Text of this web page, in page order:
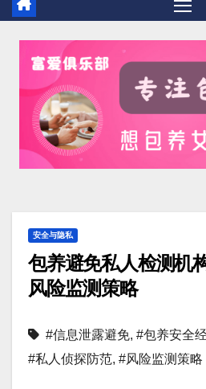
安全与隐私
包养避免私人检测机
风险监测策略
#信息泄露避免, #包养安全
#私人侦探防范, #风险监测策略